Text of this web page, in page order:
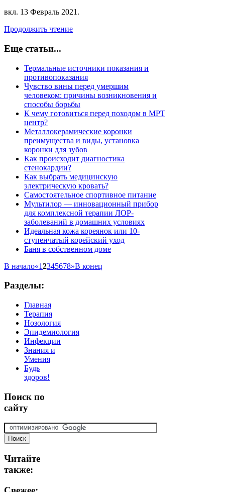
вкл. 13 Февраль 2021 .
Продолжить чтение
Еще статьи...
Термальные источники показания и
противопоказания
Чувство вины перед умершим
человеком: причины возникновения и
способы борьбы
К чему готовиться перед походом в МРТ
центр?
Металлокерамические коронки
преимущества и виды, установка
коронки для зубов
Как происходит диагностика
стенокардии?
Как выбрать медицинскую
электрическую кровать?
Самостоятельное спортивное питание
Мультилор — инновационный прибор
для комплексной терапии ЛОР-
заболеваний в домашних условиях
Идеальная кожа кореянок или 10-
ступенчатый корейский уход
Баня в собственном доме
В начало«12345678»В конец
Разделы:
Главная
Терапия
Нозология
Эпидемиология
Инфекции
Знания и
Умения
Будь
здоров!
Поиск по
сайту
Читайте
также: